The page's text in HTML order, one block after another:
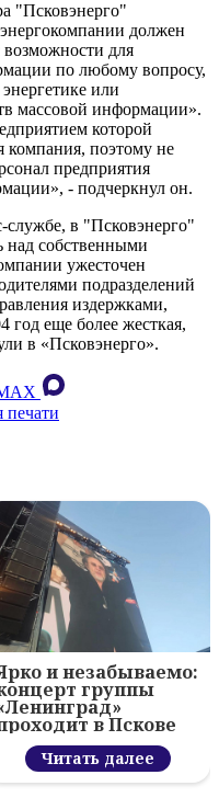
"Псковэнерго"
должен
возможности для
по любому вопросу,
или
массовой информации».
которой
компания, поэтому не
предприятия
- подчеркнул он.
службе, в "Псковэнерго"
над собственными
ужесточен
подразделений
издержками,
год еще более жесткая,
в «Псковэнерго».
печати
и незабываемо:
группы
в Пскове
Читать далее